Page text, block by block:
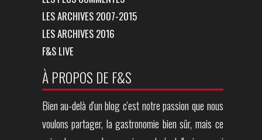
LES ARCHIVES 2007-2015
LES ARCHIVES 2016
F&S LIVE
À PROPOS DE F&S
Bien au-delà d'un blog c'est notre passion que nous
voulons partager, la gastronomie bien sûr, mais ce